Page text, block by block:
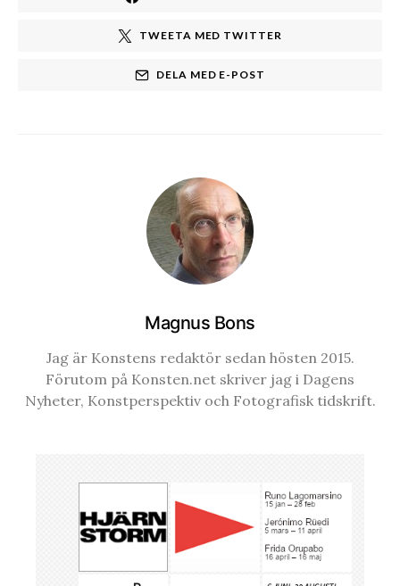
TWEETA MED TWITTER
DELA MED E-POST
Magnus Bons
Jag är Konstens redaktör sedan hösten 2015.
Förutom på Konsten.net skriver jag i Dagens
Nyheter, Konstperspektiv och Fotografisk tidskrift.